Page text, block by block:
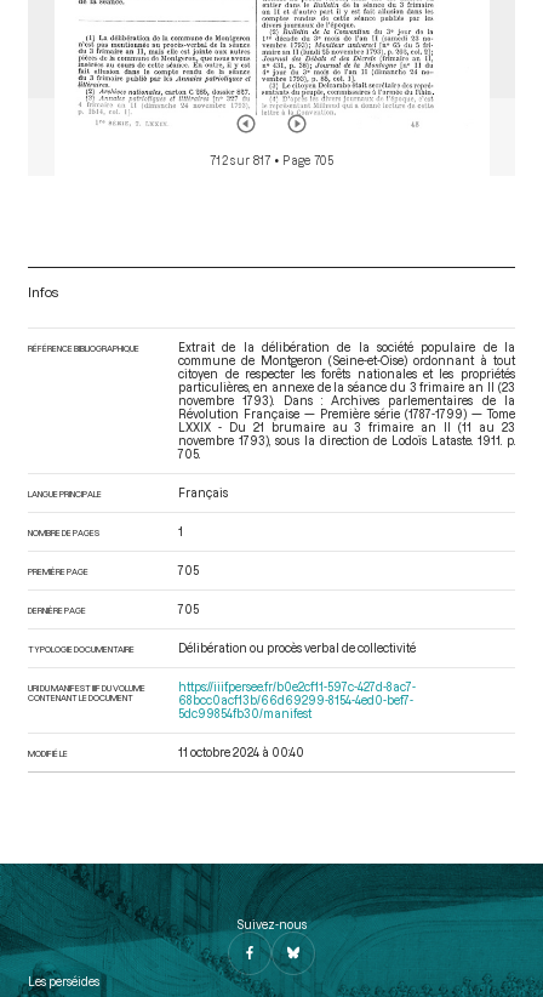
712 sur 817 • Page 705
Infos
RÉFÉRENCE BIBLIOGRAPHIQUE
Extrait de la délibération de la société populaire de la
commune de Montgeron (Seine-et-Oise) ordonnant à tout
citoyen de respecter les forêts nationales et les propriétés
particulières, en annexe de la séance du 3 frimaire an II (23
novembre 1793). Dans : Archives parlementaires de la
Révolution Française — Première série (1787-1799) — Tome
LXXIX - Du 21 brumaire au 3 frimaire an II (11 au 23
novembre 1793) , sous la direction de Lodoïs Lataste. 1911. p.
705.
LANGUE PRINCIPALE Français
NOMBRE DE PAGES 1
PREMIÈRE PAGE 705
DERNIÈRE PAGE 705
TYPOLOGIE DOCUMENTAIRE Délibération ou procès verbal de collectivité
URI DU MANIFEST IIIF DU VOLUME
CONTENANT LE DOCUMENT
https://iiif.persee.fr/b0e2cf11-597c-427d-8ac7-
68bcc0acf13b/66d69299-8154-4ed0-bef7-
5dc99854fb30/manifest
MODIFIÉ LE 11 octobre 2024 à 00:40
Suivez-nous
Les perséides